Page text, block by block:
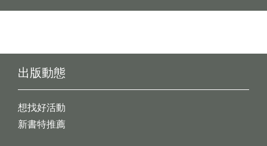
出版動態
想找好活動
新書特推薦